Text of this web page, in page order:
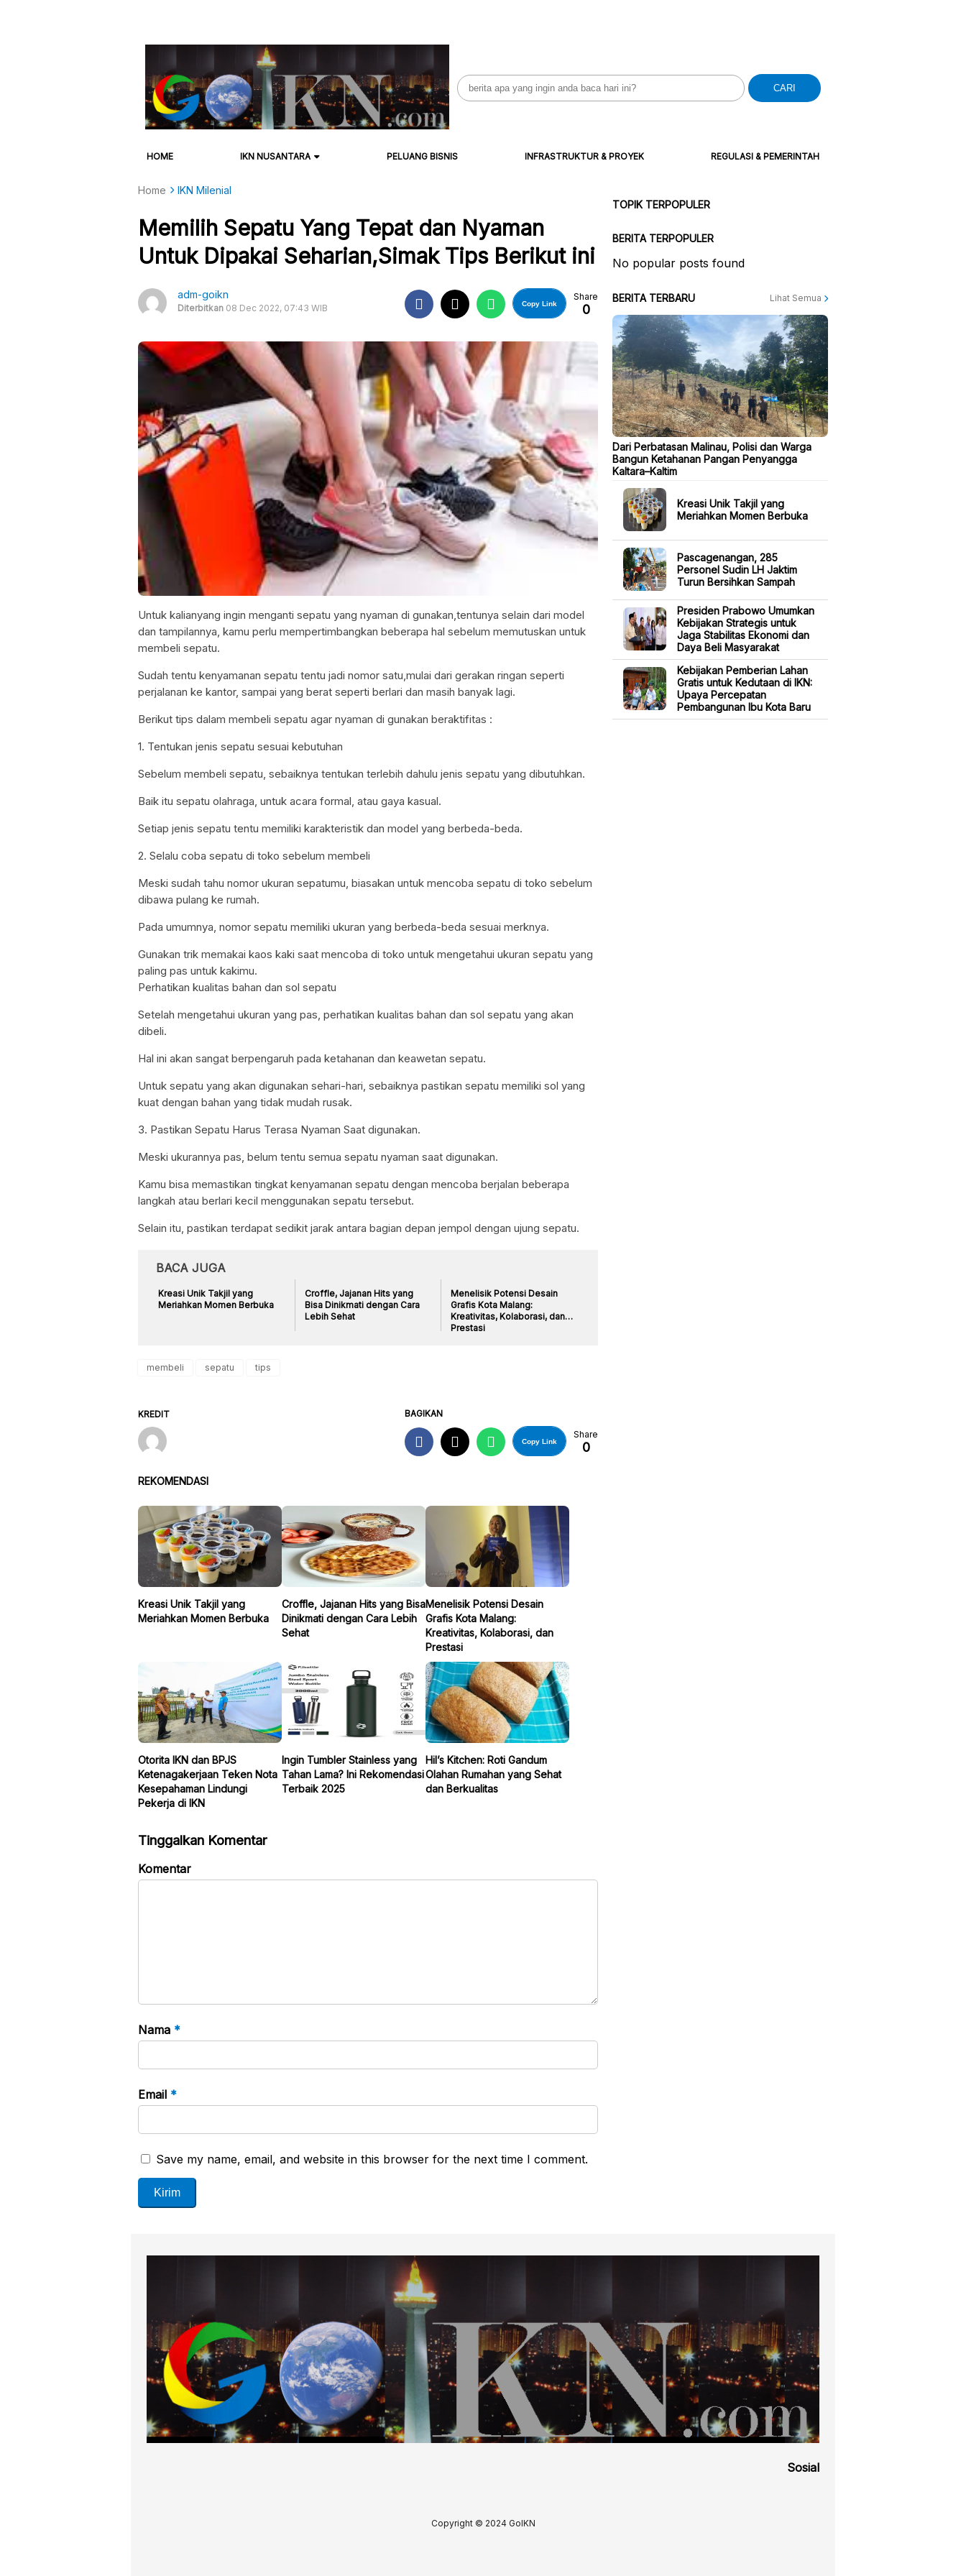
Search
for:
CARI
HOME IKN NUSANTARA PELUANG BISNIS INFRASTRUKTUR & PROYEK REGULASI & PEMERINTAH
Home IKN Milenial
Memilih Sepatu Yang Tepat dan Nyaman
Untuk Dipakai Seharian,Simak Tips Berikut ini
adm-goikn
Diterbitkan 08 Dec 2022, 07:43 WIB Copy Link
Share
0
Untuk kalianyang ingin menganti sepatu yang nyaman di gunakan,tentunya selain dari model
dan tampilannya, kamu perlu mempertimbangkan beberapa hal sebelum memutuskan untuk
membeli sepatu.
Sudah tentu kenyamanan sepatu tentu jadi nomor satu,mulai dari gerakan ringan seperti
perjalanan ke kantor, sampai yang berat seperti berlari dan masih banyak lagi.
Berikut tips dalam membeli sepatu agar nyaman di gunakan beraktifitas :
1. Tentukan jenis sepatu sesuai kebutuhan
Sebelum membeli sepatu, sebaiknya tentukan terlebih dahulu jenis sepatu yang dibutuhkan.
Baik itu sepatu olahraga, untuk acara formal, atau gaya kasual.
Setiap jenis sepatu tentu memiliki karakteristik dan model yang berbeda-beda.
2. Selalu coba sepatu di toko sebelum membeli
Meski sudah tahu nomor ukuran sepatumu, biasakan untuk mencoba sepatu di toko sebelum
dibawa pulang ke rumah.
Pada umumnya, nomor sepatu memiliki ukuran yang berbeda-beda sesuai merknya.
Gunakan trik memakai kaos kaki saat mencoba di toko untuk mengetahui ukuran sepatu yang
paling pas untuk kakimu.
Perhatikan kualitas bahan dan sol sepatu
Setelah mengetahui ukuran yang pas, perhatikan kualitas bahan dan sol sepatu yang akan
dibeli.
Hal ini akan sangat berpengaruh pada ketahanan dan keawetan sepatu.
Untuk sepatu yang akan digunakan sehari-hari, sebaiknya pastikan sepatu memiliki sol yang
kuat dengan bahan yang tidak mudah rusak.
3. Pastikan Sepatu Harus Terasa Nyaman Saat digunakan.
Meski ukurannya pas, belum tentu semua sepatu nyaman saat digunakan.
Kamu bisa memastikan tingkat kenyamanan sepatu dengan mencoba berjalan beberapa
langkah atau berlari kecil menggunakan sepatu tersebut.
Selain itu, pastikan terdapat sedikit jarak antara bagian depan jempol dengan ujung sepatu.
BACA JUGA
Kreasi Unik Takjil yang
Meriahkan Momen Berbuka
Croffle, Jajanan Hits yang
Bisa Dinikmati dengan Cara
Lebih Sehat
Menelisik Potensi Desain
Grafis Kota Malang:
Kreativitas, Kolaborasi, dan
Prestasi
membeli sepatu tips
KREDIT BAGIKAN
Copy Link
Share
0
REKOMENDASI
Kreasi Unik Takjil yang
Meriahkan Momen Berbuka
Croffle, Jajanan Hits yang Bisa
Dinikmati dengan Cara Lebih
Sehat
Menelisik Potensi Desain
Grafis Kota Malang:
Kreativitas, Kolaborasi, dan
Prestasi
Otorita IKN dan BPJS
Ketenagakerjaan Teken Nota
Kesepahaman Lindungi
Pekerja di IKN
Ingin Tumbler Stainless yang
Tahan Lama? Ini Rekomendasi
Terbaik 2025
Hil’s Kitchen: Roti Gandum
Olahan Rumahan yang Sehat
dan Berkualitas
Tinggalkan Komentar
Komentar
Nama *
Email *
Save my name, email, and website in this browser for the next time I comment.
TOPIK TERPOPULER
BERITA TERPOPULER
No popular posts found
BERITA TERBARU Lihat Semua
Dari Perbatasan Malinau, Polisi dan Warga
Bangun Ketahanan Pangan Penyangga
Kaltara–Kaltim
Kreasi Unik Takjil yang
Meriahkan Momen Berbuka
Pascagenangan, 285
Personel Sudin LH Jaktim
Turun Bersihkan Sampah
Presiden Prabowo Umumkan
Kebijakan Strategis untuk
Jaga Stabilitas Ekonomi dan
Daya Beli Masyarakat
Kebijakan Pemberian Lahan
Gratis untuk Kedutaan di IKN:
Upaya Percepatan
Pembangunan Ibu Kota Baru
Sosial
Copyright © 2024 GoIKN